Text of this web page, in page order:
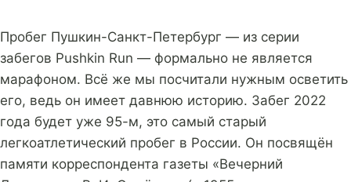
Пробег Пушкин-Санкт-Петербург — из серии
забегов Pushkin Run — формально не является
марафоном. Всё же мы посчитали нужным осветить
его, ведь он имеет давнюю историю. Забег 2022
года будет уже 95-м, это самый старый
легкоатлетический пробег в России. Он посвящён
памяти корреспондента газеты «Вечерний